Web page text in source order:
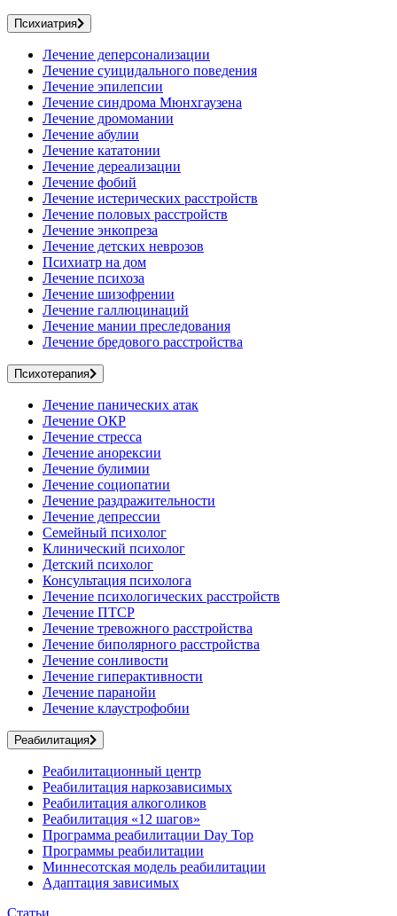
Психиатрия
Лечение деперсонализации
Лечение суицидального поведения
Лечение эпилепсии
Лечение синдрома Мюнхгаузена
Лечение дромомании
Лечение абулии
Лечение кататонии
Лечение дереализации
Лечение фобий
Лечение истерических расстройств
Лечение половых расстройств
Лечение энкопреза
Лечение детских неврозов
Психиатр на дом
Лечение психоза
Лечение шизофрении
Лечение галлюцинаций
Лечение мании преследования
Лечение бредового расстройства
Психотерапия
Лечение панических атак
Лечение ОКР
Лечение стресса
Лечение анорексии
Лечение булимии
Лечение социопатии
Лечение раздражительности
Лечение депрессии
Семейный психолог
Клинический психолог
Детский психолог
Консультация психолога
Лечение психологических расстройств
Лечение ПТСР
Лечение тревожного расстройства
Лечение биполярного расстройства
Лечение сонливости
Лечение гиперактивности
Лечение паранойи
Лечение клаустрофобии
Реабилитация
Реабилитационный центр
Реабилитация наркозависимых
Реабилитация алкоголиков
Реабилитация «12 шагов»
Программа реабилитации Day Top
Программы реабилитации
Миннесотская модель реабилитации
Адаптация зависимых
Статьи